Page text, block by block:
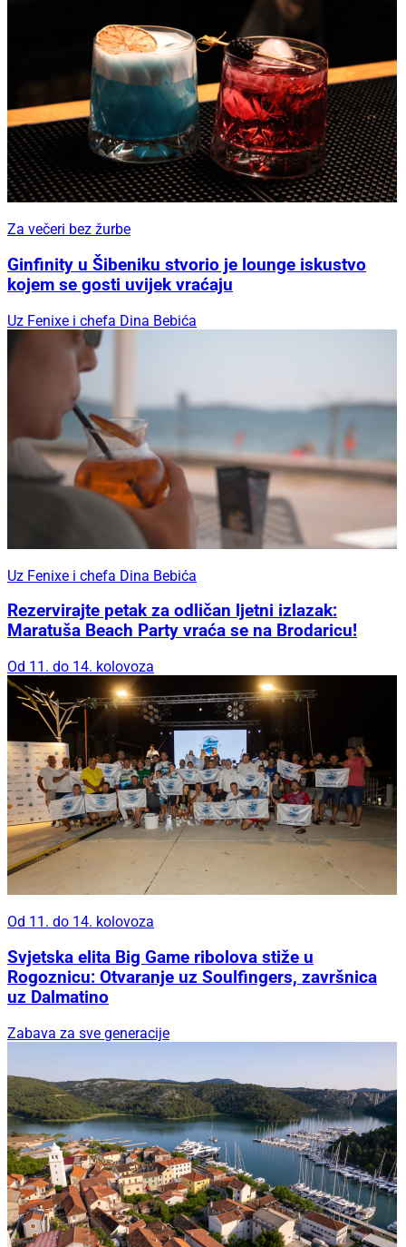
Za večeri bez žurbe
Ginfinity u Šibeniku stvorio je lounge iskustvo
kojem se gosti uvijek vraćaju
Uz Fenixe i chefa Dina Bebića
Uz Fenixe i chefa Dina Bebića
Rezervirajte petak za odličan ljetni izlazak:
Maratuša Beach Party vraća se na Brodaricu!
Od 11. do 14. kolovoza
Od 11. do 14. kolovoza
Svjetska elita Big Game ribolova stiže u
Rogoznicu: Otvaranje uz Soulfingers, završnica
uz Dalmatino
Zabava za sve generacije